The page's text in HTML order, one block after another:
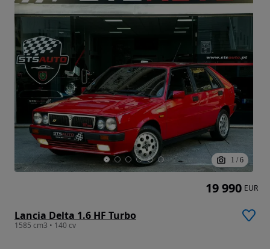
1 / 6
Lancia Delta 1.6 HF Turbo
1585 cm3 • 140 cv
19 990 EUR